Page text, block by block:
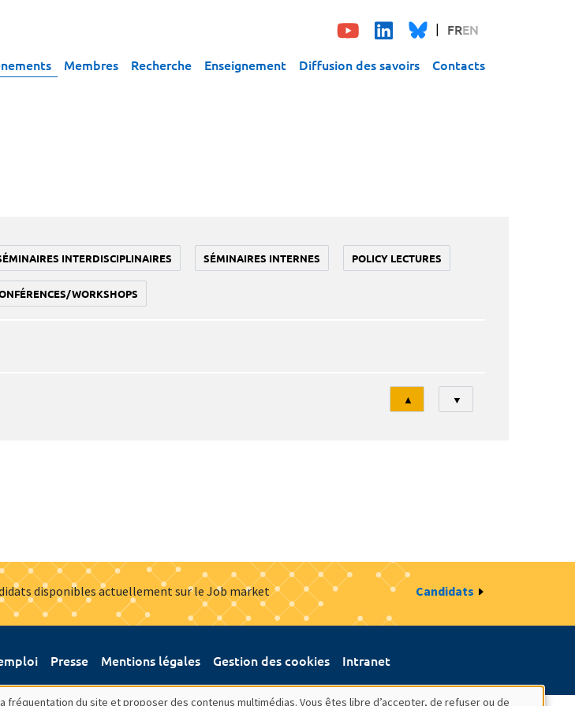
FREN
Membres Recherche Enseignement Diffusion des savoirs Contacts
INTERDISCIPLINAIRES SÉMINAIRES INTERNES POLICY LECTURES
WORKSHOPS
Tri
▲ ▼
disponibles actuellement sur le Job market Candidats
Presse Mentions légales Gestion des cookies Intranet
du site et proposer des contenus multimédias. Vous êtes libre d’accepter, de refuser ou de